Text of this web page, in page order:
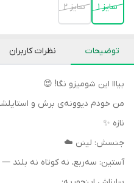
سايز ١ سايز ٢
توضیحات نظرات کاربران
بیااا این شومیزو نگا! 😍
من خودم دیوونه‌ی برش و
نازه ✨
جنسش: لینن ☁️
آستین: سه‌ربع، نه کوتاه نه بلند